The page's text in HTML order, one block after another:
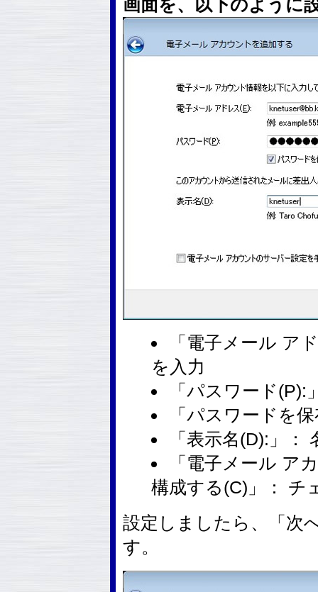
画面を、以下のように
「電子メール ア
を入力
「パスワード
「パスワードを
「表示名(D):」
「電子メール ア
構成する(C)」： チ
設定しましたら、「次
す。